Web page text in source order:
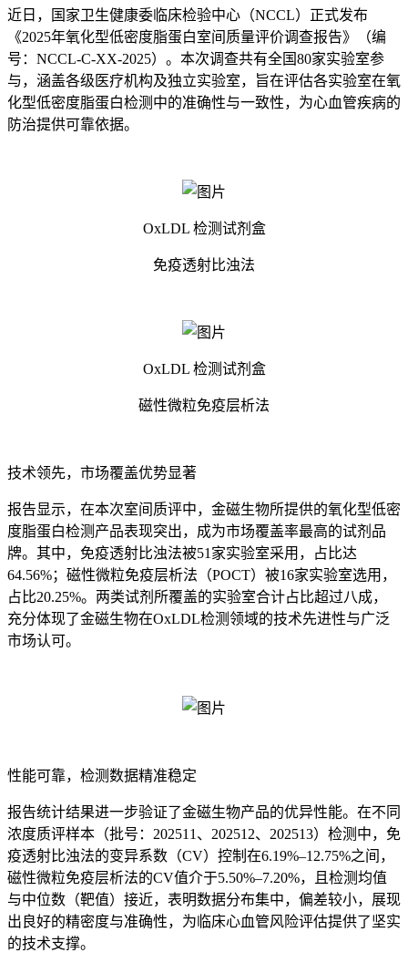
近日，国家卫生健康委临床检验中心（NCCL）正式发布
《2025年氧化型低密度脂蛋白室间质量评价调查报告》（编
号：NCCL-C-XX-2025）。本次调查共有全国80家实验室参
与，涵盖各级医疗机构及独立实验室，旨在评估各实验室在氧
化型低密度脂蛋白检测中的准确性与一致性，为心血管疾病的
防治提供可靠依据。
OxLDL 检测试剂盒
免疫透射比浊法
OxLDL 检测试剂盒
磁性微粒免疫层析法
技术领先，市场覆盖优势显著
报告显示，在本次室间质评中，金磁生物所提供的氧化型低密
度脂蛋白检测产品表现突出，成为市场覆盖率最高的试剂品
牌。其中，免疫透射比浊法被51家实验室采用，占比达
64.56%；磁性微粒免疫层析法（POCT）被16家实验室选用，
占比20.25%。两类试剂所覆盖的实验室合计占比超过八成，
充分体现了金磁生物在OxLDL检测领域的技术先进性与广泛
市场认可。
性能可靠，检测数据精准稳定
报告统计结果进一步验证了金磁生物产品的优异性能。在不同
浓度质评样本（批号：202511、202512、202513）检测中，免
疫透射比浊法的变异系数（CV）控制在6.19%–12.75%之间，
磁性微粒免疫层析法的CV值介于5.50%–7.20%，且检测均值
与中位数（靶值）接近，表明数据分布集中，偏差较小，展现
出良好的精密度与准确性，为临床心血管风险评估提供了坚实
的技术支撑。